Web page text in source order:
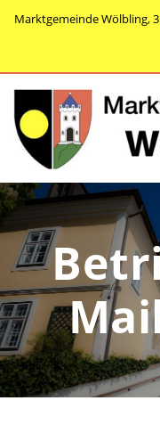
Marktgemeinde Wölbling,